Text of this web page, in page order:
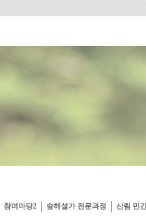
참여마당2 숲해설가 전문과정 산림 민